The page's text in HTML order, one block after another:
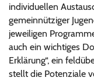
individuellen
gemeinnütziger
jeweiligen
auch ein wichtiges
Erklärung“, ein
stellt die Potenziale